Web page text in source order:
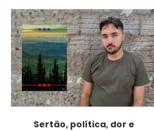
Sertão, política, dor e